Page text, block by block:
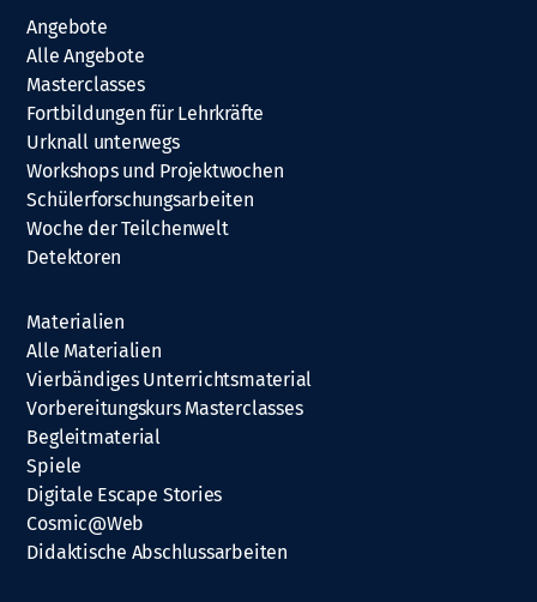
Angebote
Alle Angebote
Masterclasses
Fortbildungen für Lehrkräfte
Urknall unterwegs
Workshops und Projektwochen
Schülerforschungsarbeiten
Woche der Teilchenwelt
Detektoren
Materialien
Alle Materialien
Vierbändiges Unterrichtsmaterial
Vorbereitungskurs Masterclasses
Begleitmaterial
Spiele
Digitale Escape Stories
Cosmic@Web
Didaktische Abschlussarbeiten